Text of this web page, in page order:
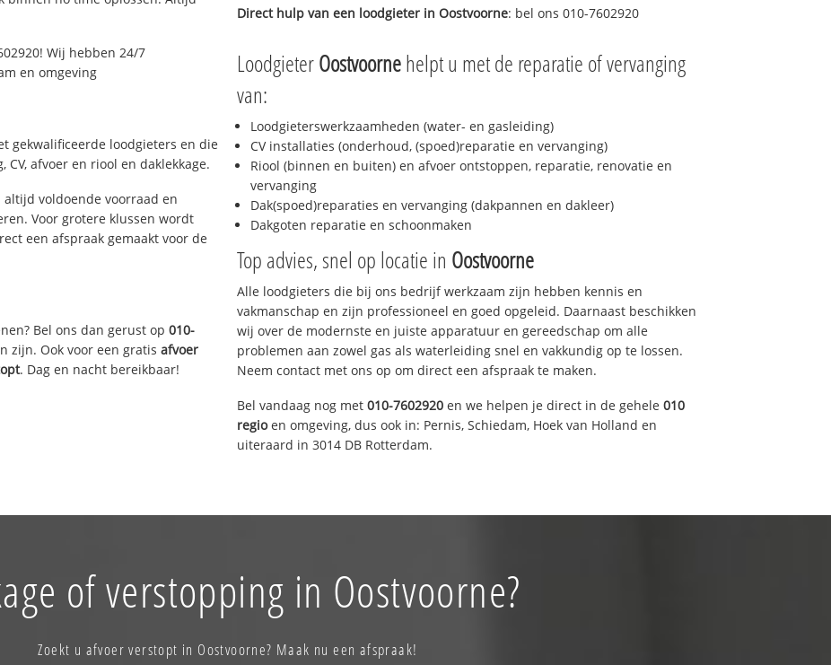
Wij hebben 24/7
en omgeving
gekwalificeerde loodgieters en die
afvoer en riool en daklekkage.
voldoende voorraad en
Voor grotere klussen wordt
een afspraak gemaakt voor de
Bel ons dan gerust op010-
zijn. Ook voor een gratisafvoer
. Dag en nacht bereikbaar!
Direct hulp van een loodgieter in Oostvoorne: bel ons 010-7602920
LoodgieterOostvoornehelpt u met de reparatie of vervanging
van:
Loodgieterswerkzaamheden (water- en gasleiding)
CV installaties (onderhoud, (spoed)reparatie en vervanging)
Riool (binnen en buiten) en afvoer ontstoppen, reparatie, renovatie en
vervanging
Dak(spoed)reparaties en vervanging (dakpannen en dakleer)
Dakgoten reparatie en schoonmaken
Top advies, snel op locatie in Oostvoorne
Alle loodgieters die bij ons bedrijf werkzaam zijn hebben kennis en
vakmanschap en zijn professioneel en goed opgeleid. Daarnaast beschikken
wij over de modernste en juiste apparatuur en gereedschap om alle
problemen aan zowel gas als waterleiding snel en vakkundig op te lossen.
Neem contact met ons op om direct een afspraak te maken.
Bel vandaag nog met 010-7602920 en we helpen je direct in de gehele 010
regioen omgeving, dus ook in: Pernis, Schiedam, Hoek van Holland en
uiteraard in 3014 DB Rotterdam.
of verstopping in Oostvoorne?
Zoekt u afvoer verstopt in Oostvoorne? Maak nu een afspraak!